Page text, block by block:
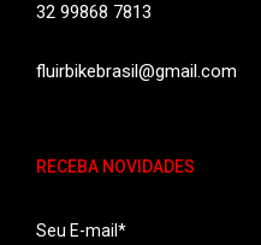
32 99868 7813
fluirbikebrasil@gmail.com
RECEBA NOVIDADES